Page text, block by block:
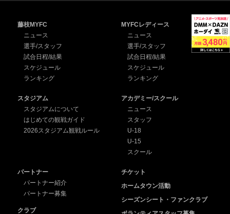
藤枝MYFC
ニュース
選手/スタッフ
試合日程/結果
スケジュール
ランキング
MYFCレディース
ニュース
選手/スタッフ
試合日程/結果
スケジュール
ランキング
スタジアム
スタジアムについて
はじめての観戦ガイド
2026スタジアム観戦ルール
アカデミー/スクール
ニュース
スタッフ
U-18
U-15
スクール
パートナー
パートナー紹介
パートナー募集
クラブ
チケット
ホームタウン活動
シーズンシート・ファンクラブ